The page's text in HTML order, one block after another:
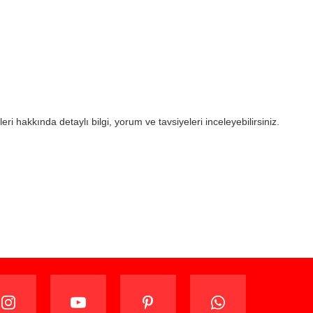
hakkında detaylı bilgi, yorum ve tavsiyeleri inceleyebilirsiniz.
edebilir veya değiştirebilirsiniz.